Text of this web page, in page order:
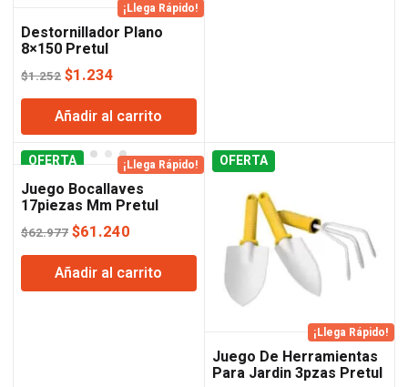
¡Llega Rápido!
Destornillador Plano
8×150 Pretul
$1.252 El
precio
original
era:
$1.252.
$1.234
precio
actual
es:
$1.234.
Añadir al carrito
OFERTA ¡Llega Rápido!
Juego Bocallaves
17piezas Mm Pretul
$62.977 El
precio
original
era:
$61.240
precio
actual
es:
Añadir al carrito
OFERTA
¡Llega Rápido!
Juego De Herramientas
Para Jardin 3pzas Pretul